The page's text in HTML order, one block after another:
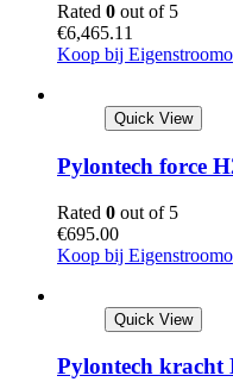
Rated 0 out of 5
€6,465.11
Koop bij
Quick View
Pylontech force
Rated 0 out of 5
€695.00
Koop bij
Quick View
Pylontech kracht